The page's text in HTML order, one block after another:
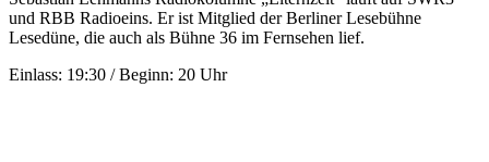
und RBB Radioeins. Er ist Mitglied der Berliner Lesebühne
Lesedüne, die auch als Bühne 36 im Fernsehen lief.
Einlass: 19:30 / Beginn: 20 Uhr